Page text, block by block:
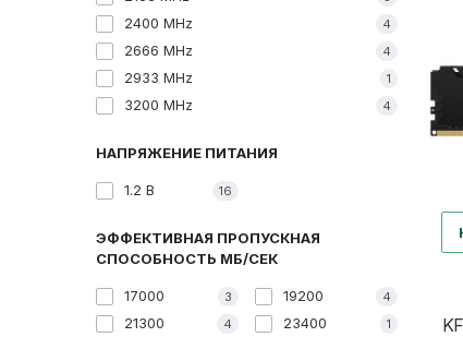
2400 MHz 4
2666 MHz 4
2933 MHz 1
3200 MHz 4
НАПРЯЖЕНИЕ ПИТАНИЯ
1.2 В 16
ЭФФЕКТИВНАЯ ПРОПУСКНАЯ
СПОСОБНОСТЬ MБ/СЕК
17000 3 19200 4
21300 4 23400 1